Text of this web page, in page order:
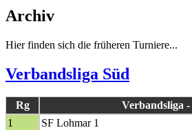
Archiv
Hier finden sich die früheren Turniere...
Verbandsliga Süd
Rg Verbandsliga
1
SF Lohmar 1